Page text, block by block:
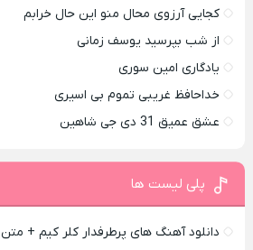
کجایی آرزوی محال منو این حال خرابم
از شب بپرسید یوسف زمانی
یادگاری امین سوری
خداحافظ غریبی تموم بی اسیری
عشق عمیق 31 دی جی شاهین
پلی لیست ها
دانلود آهنگ های پرطرفدار کلر کیم + متن